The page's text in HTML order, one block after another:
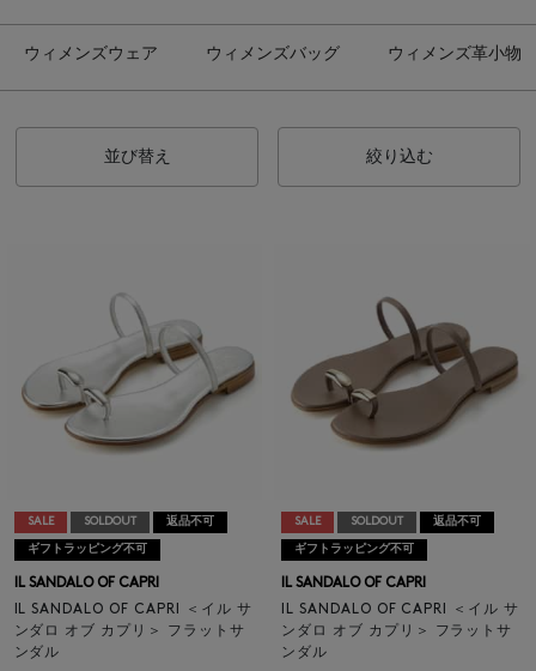
ウィメンズウェア ウィメンズバッグ ウィメンズ革小物
並び替え 絞り込む
SALE SOLDOUT 返品不可
ギフトラッピング不可
IL SANDALO OF CAPRI
IL SANDALO OF CAPRI ＜イル サ
ンダロ オブ カプリ＞ フラットサ
ンダル
SALE SOLDOUT 返品不可
ギフトラッピング不可
IL SANDALO OF CAPRI
IL SANDALO OF CAPRI ＜イル サ
ンダロ オブ カプリ＞ フラットサ
ンダル